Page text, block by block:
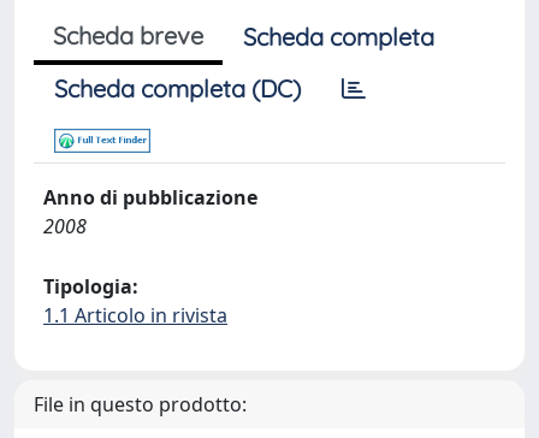
Scheda breve
Scheda completa
Scheda completa (DC)
Anno di pubblicazione
2008
Tipologia:
1.1 Articolo in rivista
File in questo prodotto: